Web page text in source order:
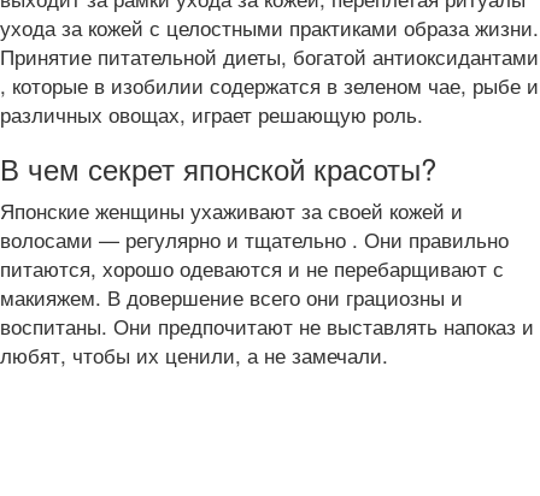
ухода за кожей с целостными практиками образа жизни.
Принятие питательной диеты, богатой антиоксидантами
, которые в изобилии содержатся в зеленом чае, рыбе и
различных овощах, играет решающую роль.
В чем секрет японской красоты?
Японские женщины ухаживают за своей кожей и
волосами — регулярно и тщательно . Они правильно
питаются, хорошо одеваются и не перебарщивают с
макияжем. В довершение всего они грациозны и
воспитаны. Они предпочитают не выставлять напоказ и
любят, чтобы их ценили, а не замечали.